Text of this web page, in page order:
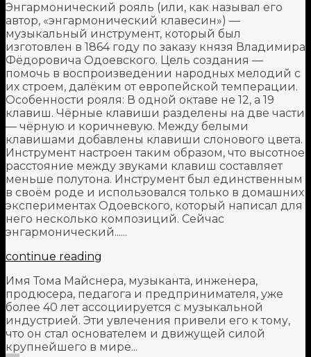
Энгармонический рояль (или, как называл его
автор, «энгармонический клавесин») —
музыкальный инструмент, который был
изготовлен в 1864 году по заказу князя Владимира
Фёдоровича Одоевского. Цель создания —
помочь в воспроизведении народных мелодий с
их строем, далёким от европейской темперации.
Особенности рояля: В одной октаве не 12, а 19
клавиш. Чёрные клавиши разделены на две части
— чёрную и коричневую. Между белыми
клавишами добавлены клавиши слонового цвета.
Инструмент настроен таким образом, что высотное
расстояние между звуками клавиш составляет
меньше полутона. Инструмент был единственным
в своём роде и использовался только в домашних
экспериментах Одоевского, который написал для
него несколько композиций. Сейчас
энгармонический......
continue reading
Имя Тома Майснера, музыканта, инженера,
продюсера, педагога и предпринимателя, уже
более 40 лет ассоциируется с музыкальной
индустрией. Эти увлечения привели его к тому,
что он стал основателем и движущей силой
крупнейшего в мире...